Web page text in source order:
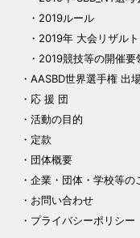
2019ルール
2019年 大会リザルト
2019競技等の開催要
AASBD世界選手権 出
応 援 団
活動の目的
定款
団体概要
企業・団体・学校等の
お問い合わせ
プライバシーポリシー